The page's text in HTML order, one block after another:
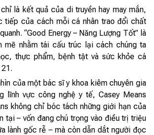
là kết quả của di truyền hay may mắn,
tiếp của cách mỗi cá nhân trao đổi chất
“Good Energy – Năng Lượng Tốt” là
mẽ nhằm tái cấu trúc lại cách chúng ta
thực phẩm, bệnh tật và sức khỏe cá
của một bác sĩ y khoa kiêm chuyên gia
lĩnh vực công nghệ y tế, Casey Means
không chỉ bóc tách những giới hạn của
tại – vốn đang chú trọng vào điều trị triệu
lành gốc rễ – mà còn dẫn dắt người đọc